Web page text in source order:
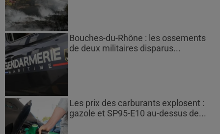
Bouches-du-Rhône : les ossements
de deux militaires disparus...
Les prix des carburants explosent :
gazole et SP95-E10 au-dessus de...